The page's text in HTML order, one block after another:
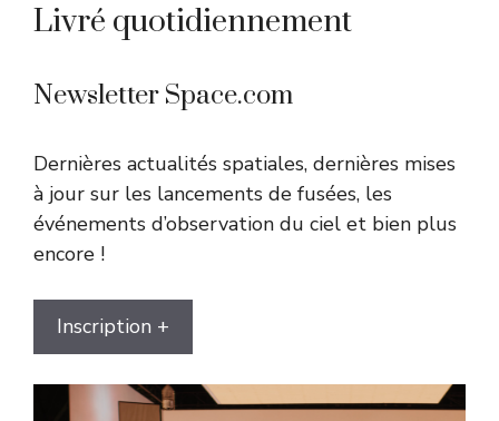
Livré quotidiennement
Newsletter Space.com
Dernières actualités spatiales, dernières mises
à jour sur les lancements de fusées, les
événements d’observation du ciel et bien plus
encore !
Inscription +